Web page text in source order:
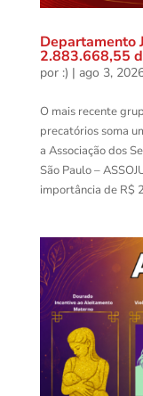
Departamento
2.883.668,55
por :) | ago 3,
O mais recente
precatórios soma
a Associação dos
São Paulo –
importância de R$